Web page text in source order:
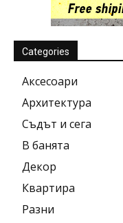
Categories
Аксесоари
Архитектура
Съдът и сега
В банята
Декор
Квартира
Разни